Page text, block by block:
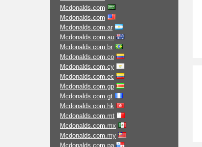
Mcdonalds.com
Mcdonalds.com
Mcdonalds.com.ar
Mcdonalds.com.au
Mcdonalds.com.br
Mcdonalds.com.co
Mcdonalds.com.cy
Mcdonalds.com.ec
Mcdonalds.com.gp
Mcdonalds.com.gt
Mcdonalds.com.hk
Mcdonalds.com.mt
Mcdonalds.com.mx
Mcdonalds.com.my
Mcdonalds.com.pa